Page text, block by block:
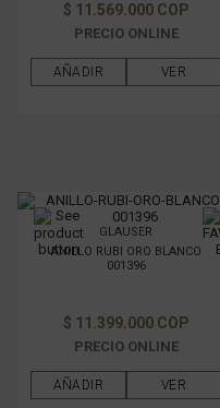
$ 11.569.000 COP
PRECIO ONLINE
AÑADIR VER
GLAUSER
ANILLO RUBI ORO BLANCO
001396
$ 11.399.000 COP
PRECIO ONLINE
AÑADIR VER